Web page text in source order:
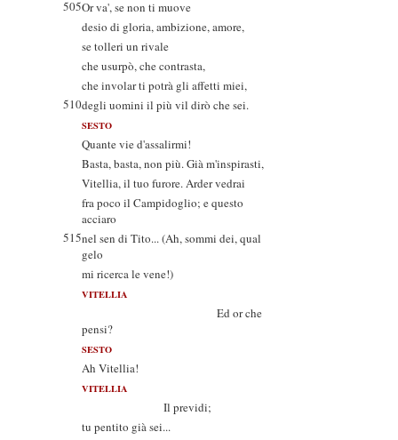
505Or va', se non ti muove
desio di gloria, ambizione, amore,
se tolleri un rivale
che usurpò, che contrasta,
che involar ti potrà gli affetti miei,
510degli uomini il più vil dirò che sei.
SESTO
Quante vie d'assalirmi!
Basta, basta, non più. Già m'inspirasti,
Vitellia, il tuo furore. Arder vedrai
fra poco il Campidoglio; e questo
acciaro
515nel sen di Tito... (Ah, sommi dei, qual
gelo
mi ricerca le vene!)
VITELLIA
Ed or che
pensi?
SESTO
Ah Vitellia!
VITELLIA
Il previdi;
tu pentito già sei...